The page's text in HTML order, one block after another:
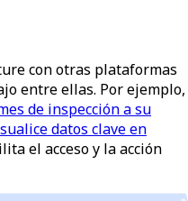
con otras plataformas
entre ellas. Por ejemplo,
de inspección a su
datos clave en
el acceso y la acción